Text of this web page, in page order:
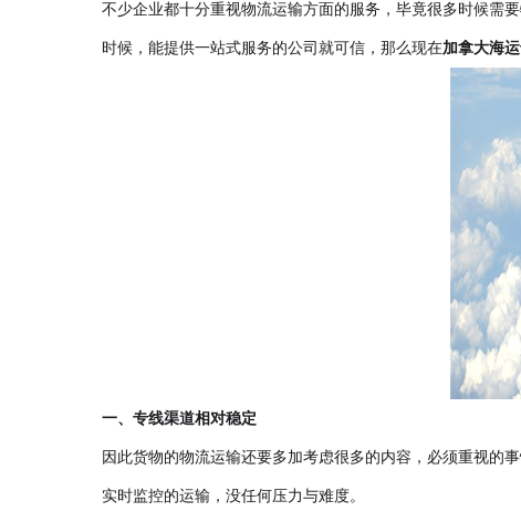
不少企业都十分重视物流运输方面的服务，毕竟很多时候需
时候，能提供一站式服务的公司就可信，那么现在加拿大海
一、专线渠道相对稳定
因此货物的物流运输还要多加考虑很多的内容，必须重视的
实时监控的运输，没任何压力与难度。